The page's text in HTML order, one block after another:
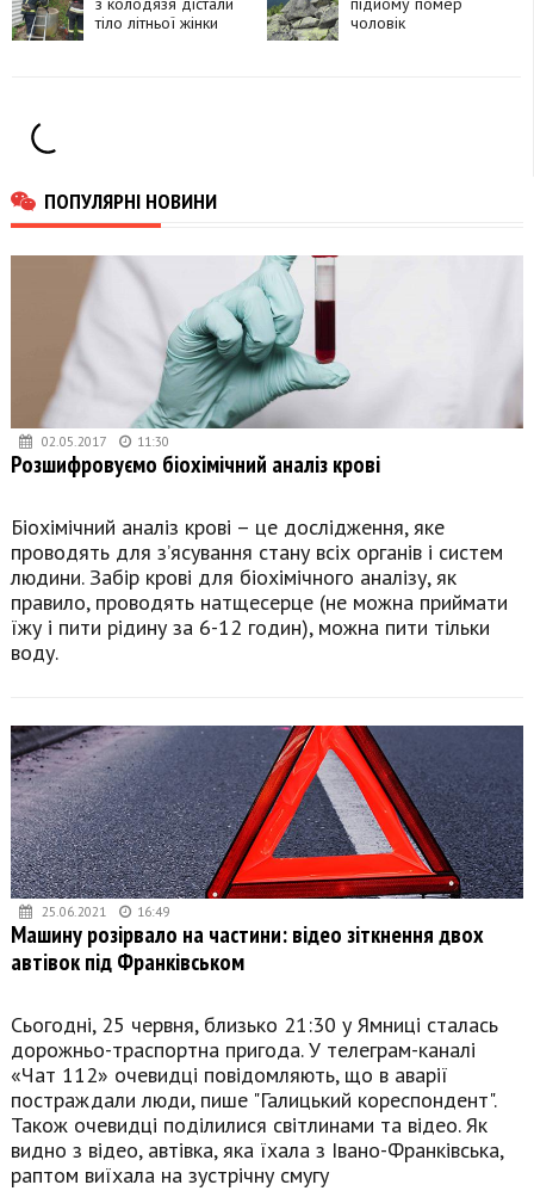
тіло літньої жінки
чоловік
ПОПУЛЯРНІ НОВИНИ
02.05.2017 11:30
Розшифровуємо біохімічний аналіз крові
Біохімічний аналіз крові – це дослідження, яке
проводять для з’ясування стану всіх органів і систем
людини. Забір крові для біохімічного аналізу, як
правило, проводять натщесерце (не можна приймати
їжу і пити рідину за 6-12 годин), можна пити тільки
воду.
25.06.2021 16:49
Машину розірвало на частини: відео зіткнення двох
автівок під Франківськом
Сьогодні, 25 червня, близько 21:30 у Ямниці сталась
дорожньо-траспортна пригода. У телеграм-каналі
«Чат 112» очевидці повідомляють, що в аварії
постраждали люди, пише "Галицький кореспондент".
Також очевидці поділилися світлинами та відео. Як
видно з відео, автівка, яка їхала з Івано-Франківська,
раптом виїхала на зустрічну смугу